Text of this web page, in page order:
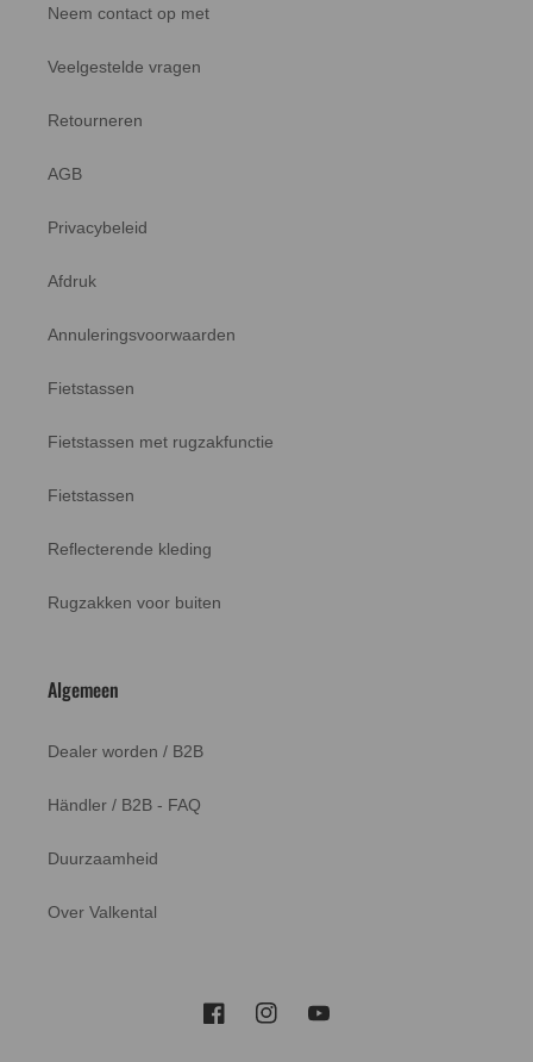
Neem contact op met
Veelgestelde vragen
Retourneren
AGB
Privacybeleid
Afdruk
Annuleringsvoorwaarden
Fietstassen
Fietstassen met rugzakfunctie
Fietstassen
Reflecterende kleding
Rugzakken voor buiten
Algemeen
Dealer worden / B2B
Händler / B2B - FAQ
Duurzaamheid
Over Valkental
FacebookInstagramYouTube